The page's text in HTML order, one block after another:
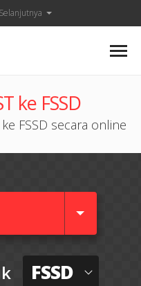
Selanjutnya
ke FSSD
FSSD secara online
FSSD